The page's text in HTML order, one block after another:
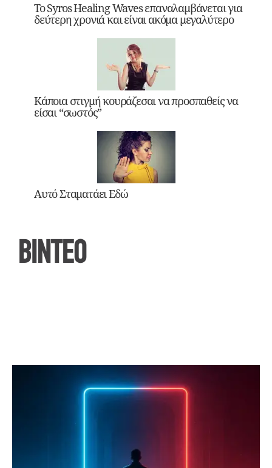
Το Syros Healing Waves επαναλαμβάνεται για
δεύτερη χρονιά και είναι ακόμα μεγαλύτερο
Κάποια στιγμή κουράζεσαι να προσπαθείς να
είσαι “σωστός”
Αυτό Σταματάει Εδώ
ΒΙΝΤΕΟ